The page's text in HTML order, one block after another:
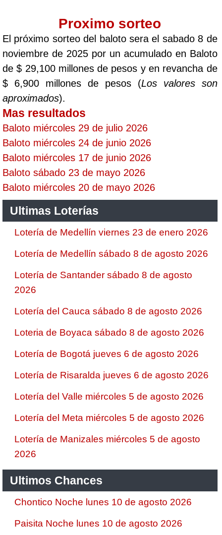
Proximo sorteo
El próximo sorteo del baloto sera el sabado 8 de
noviembre de 2025 por un acumulado en Baloto
de $ 29,100 millones de pesos y en revancha de
$ 6,900 millones de pesos (Los valores son
aproximados).
Mas resultados
Baloto miércoles 29 de julio 2026
Baloto miércoles 24 de junio 2026
Baloto miércoles 17 de junio 2026
Baloto sábado 23 de mayo 2026
Baloto miércoles 20 de mayo 2026
Ultimas Loterías
Lotería de Medellín viernes 23 de enero 2026
Lotería de Medellín sábado 8 de agosto 2026
Lotería de Santander sábado 8 de agosto
2026
Lotería del Cauca sábado 8 de agosto 2026
Loteria de Boyaca sábado 8 de agosto 2026
Lotería de Bogotá jueves 6 de agosto 2026
Lotería de Risaralda jueves 6 de agosto 2026
Lotería del Valle miércoles 5 de agosto 2026
Lotería del Meta miércoles 5 de agosto 2026
Lotería de Manizales miércoles 5 de agosto
2026
Ultimos Chances
Chontico Noche lunes 10 de agosto 2026
Paisita Noche lunes 10 de agosto 2026